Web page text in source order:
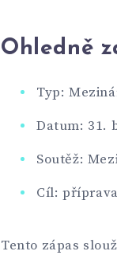
Ohledně
Typ:
Datum: 31.
Soutěž:
Cíl:
Tento zápas